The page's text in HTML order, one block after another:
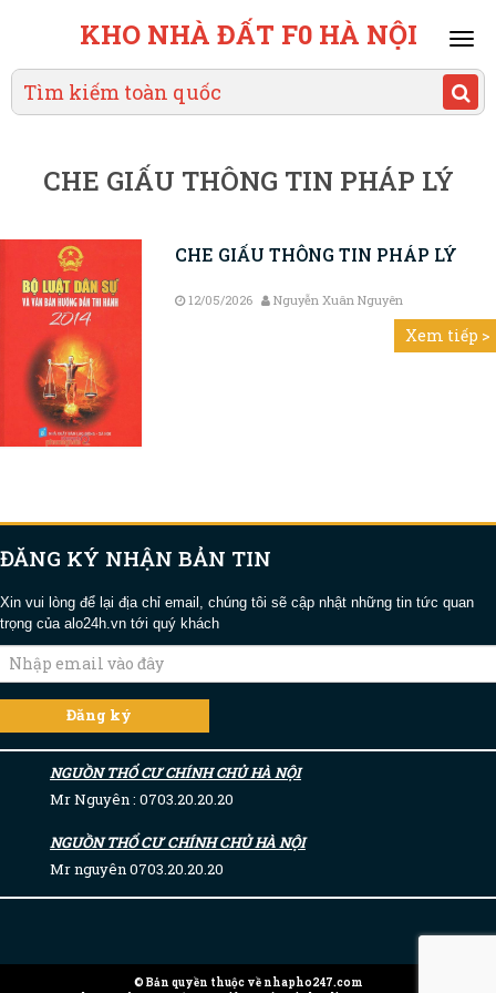
KHO NHÀ ĐẤT F0 HÀ NỘI
CHE GIẤU THÔNG TIN PHÁP LÝ
CHE GIẤU THÔNG TIN PHÁP LÝ
12/05/2026 Nguyễn Xuân Nguyên
Xem tiếp >
ĐĂNG KÝ NHẬN BẢN TIN
Xin vui lòng để lại địa chỉ email, chúng tôi sẽ cập nhật những tin tức quan
trọng của alo24h.vn tới quý khách
NGUỒN THỔ CƯ CHÍNH CHỦ HÀ NỘI
Mr Nguyên : 0703.20.20.20
NGUỒN THỔ CƯ CHÍNH CHỦ HÀ NỘI
Mr nguyên 0703.20.20.20
© Bản quyền thuộc về nhapho247.com